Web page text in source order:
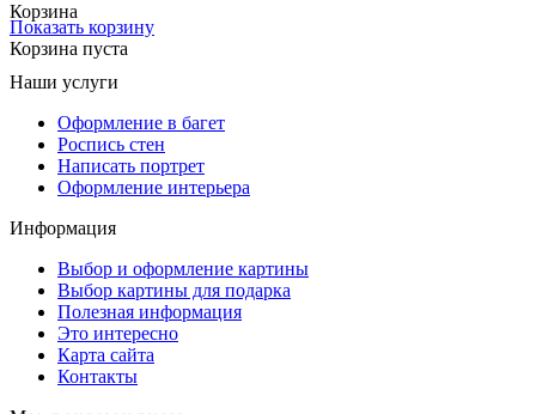
Корзина
Показать корзину
Корзина пуста
Наши услуги
Оформление в багет
Роспись стен
Написать портрет
Оформление интерьера
Информация
Выбор и оформление картины
Выбор картины для подарка
Полезная информация
Это интересно
Карта сайта
Контакты